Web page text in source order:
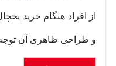
از افراد هنگام خرید
و طراحی ظاهری آن